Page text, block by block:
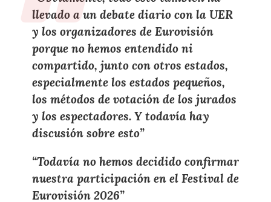
llevado a un debate diario con la UER
y los organizadores de Eurovisión
porque no hemos entendido ni
compartido, junto con otros estados,
especialmente los estados pequeños,
los métodos de votación de los jurados
y los espectadores. Y todavía hay
discusión sobre esto”
“Todavía no hemos decidido confirmar
nuestra participación en el Festival de
Eurovisión 2026”